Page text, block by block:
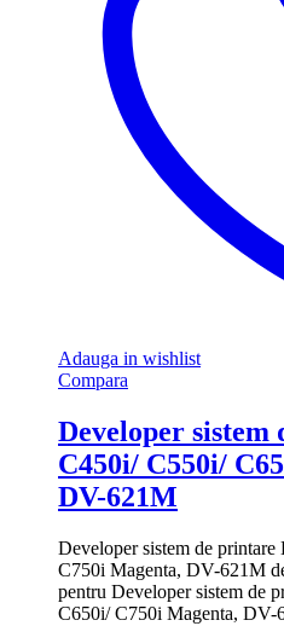
Adauga in wishlist
Compara
Developer
C450i/ C550i/
DV-621M
Developer sistem de
C750i Magenta, DV-621M
pentru Developer sistem de
C650i/ C750i Magenta, DV-